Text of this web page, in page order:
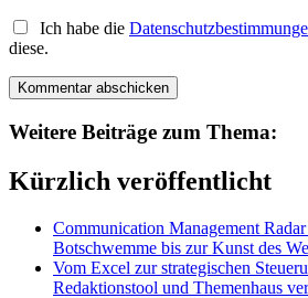
Ich habe die
diese.
Weitere Beiträge zum Thema:
Kürzlich veröffentlicht
Communication Management
Botschwemme bis zur Kunst des
Vom Excel zur strategischen
Redaktionstool und Themenhaus